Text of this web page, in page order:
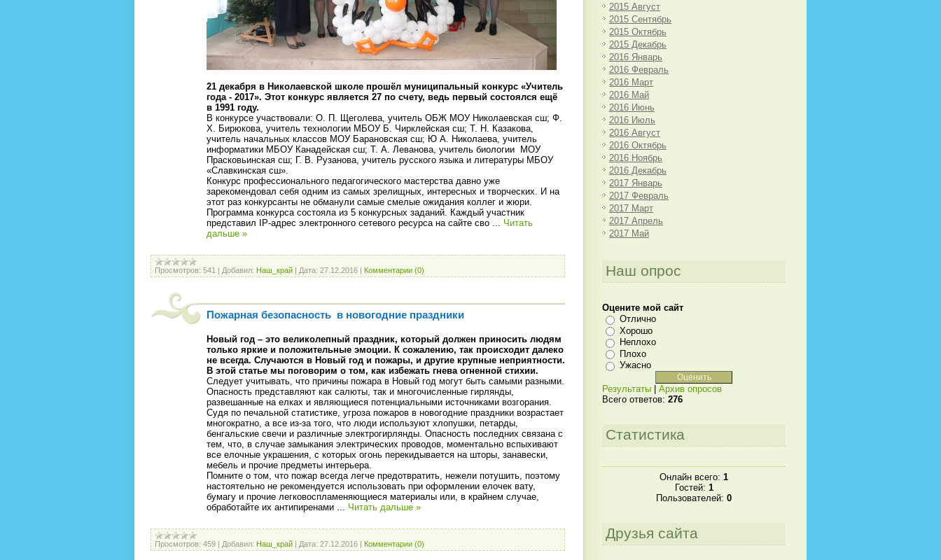
21 декабря в Николаевской школе прошёл муниципальный конкурс «Учитель
года - 2017». Этот конкурс является 27 по счету, ведь первый состоялся ещё
в 1991 году.
В конкурсе участвовали: О. П. Щеголева, учитель ОБЖ МОУ Николаевская сш; Ф.
Х. Бирюкова, учитель технологии МБОУ Б. Чирклейская сш; Т. Н. Казакова,
учитель начальных классов МОУ Барановская сш; Ю А. Николаева, учитель
информатики МБОУ Канадейская сш; Т. А. Леванова, учитель биологии МОУ
Прасковьинская сш; Г. В. Рузанова, учитель русского языка и литературы МБОУ
«Славкинская сш».
Конкурс профессионального педагогического мастерства давно уже
зарекомендовал себя одним из самых зрелищных, интересных и творческих. И на
этот раз конкурсанты не обманули самые смелые ожидания коллег и жюри.
Программа конкурса состояла из 5 конкурсных заданий. Каждый участник
представил IP-адрес электронного сетевого ресурса на сайте сво
Читать
дальше »
Просмотров: 541 Добавил: Наш_край Дата: 27.12.2016 Комментарии (0)
Пожарная безопасность в новогодние праздники
Новый год – это великолепный праздник, который должен приносить людям
только яркие и положительные эмоции. К сожалению, так происходит далеко
не всегда. Случаются в Новый год и пожары, и другие крупные неприятности.
В этой статье мы поговорим о том, как избежать гнева огненной стихии.
Следует учитывать, что причины пожара в Новый год могут быть самыми разными.
Опасность представляют как салюты, так и многочисленные гирлянды,
развешанные на елках и являющиеся потенциальными источниками возгорания.
Судя по печальной статистике, угроза пожаров в новогодние праздники возрастает
многократно, а все из-за того, что люди используют хлопушки, петарды,
бенгальские свечи и различные электрогирлянды. Опасность последних связана с
тем, что, в случае замыкания электрических проводов, моментально вспыхивают
все елочные украшения, с которых огонь перекидывается на шторы, занавески,
мебель и прочие предметы интерьера.
Помните о том, что пожар всегда легче предотвратить, нежели потушить, поэтому
настоятельно не рекомендуется использовать при оформлении елочек вату,
бумагу и прочие легковоспламеняющиеся материалы или, в крайнем случае,
обработайте их антипиренами
Читать дальше »
Просмотров: 459 | Добавил: Наш_край | Дата: 27.12.2016 | Комментарии (0)
2015 Август
2015 Сентябрь
2015 Октябрь
2015 Декабрь
2016 Январь
2016 Февраль
2016 Март
2016 Май
2016 Июнь
2016 Июль
2016 Август
2016 Октябрь
2016 Ноябрь
2016 Декабрь
2017 Январь
2017 Февраль
2017 Март
2017 Апрель
2017 Май
Наш опрос
Оцените мой сайт
Отлично
Хорошо
Неплохо
Плохо
Ужасно
Результаты
Архив опросов
Всего ответов: 276
Статистика
Онлайн всего: 1
Гостей: 1
Пользователей: 0
Друзья сайта